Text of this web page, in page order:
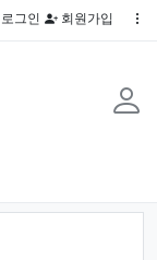
로그인 회원가입